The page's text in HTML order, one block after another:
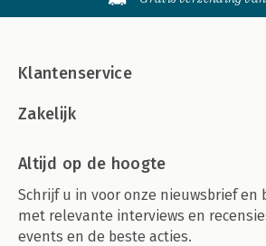
Klantenservice
Zakelijk
Altijd op de hoogte
Schrijf u in voor onze nieuwsbrief
met relevante interviews en
events en de beste acties.